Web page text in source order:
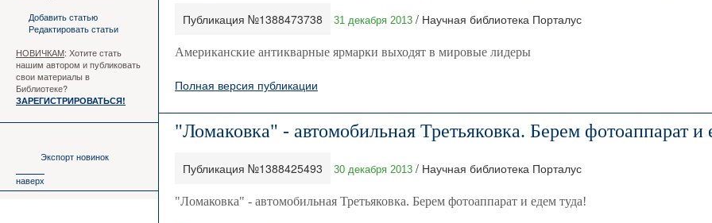
Добавить статью
Редактировать статьи
НОВИЧКАМ: Хотите стать
нашим автором и публиковать
свои материалы в
Библиотеке?
ЗАРЕГИСТРИРОВАТЬСЯ!
Экспорт новинок
наверх
Публикация №1388473738 31 декабря 2013 / Научная библиотека Порталус
Американские антикварные ярмарки выходят в мировые лидеры
Полная версия публикации
"Ломаковка" - автомобильная Третьяковка. Берем фотоаппарат и
Публикация №1388425493 30 декабря 2013 / Научная библиотека Порталус
"Ломаковка" - автомобильная Третьяковка. Берем фотоаппарат и едем туда!